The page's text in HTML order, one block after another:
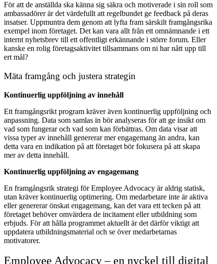
För att de anställda ska känna sig säkra och motiverade i sin roll som
ambassadörer är det värdefullt att regelbundet ge feedback på deras
insatser. Uppmuntra dem genom att lyfta fram särskilt framgångsrika
exempel inom företaget. Det kan vara allt från ett omnämnande i ett
internt nyhetsbrev till ett offentligt erkännande i större forum. Eller
kanske en rolig företagsaktivitet tillsammans om ni har nått upp till
ert mål?
Mäta framgång och justera strategin
Kontinuerlig uppföljning av innehåll
Ett framgångsrikt program kräver även kontinuerlig uppföljning och
anpassning. Data som samlas in bör analyseras för att ge insikt om
vad som fungerar och vad som kan förbättras. Om data visar att
vissa typer av innehåll genererar mer engagemang än andra, kan
detta vara en indikation på att företaget bör fokusera på att skapa
mer av detta innehåll.
Kontinuerlig uppföljning av engagemang
En framgångsrik strategi för Employee Advocacy är aldrig statisk,
utan kräver kontinuerlig optimering. Om medarbetare inte är aktiva
eller genererar önskat engagemang, kan det vara ett tecken på att
företaget behöver omvärdera de incitament eller utbildning som
erbjuds. För att hålla programmet aktuellt är det därför viktigt att
uppdatera utbildningsmaterial och se över medarbetarnas
motivatorer.
Employee Advocacy – en nyckel till digital